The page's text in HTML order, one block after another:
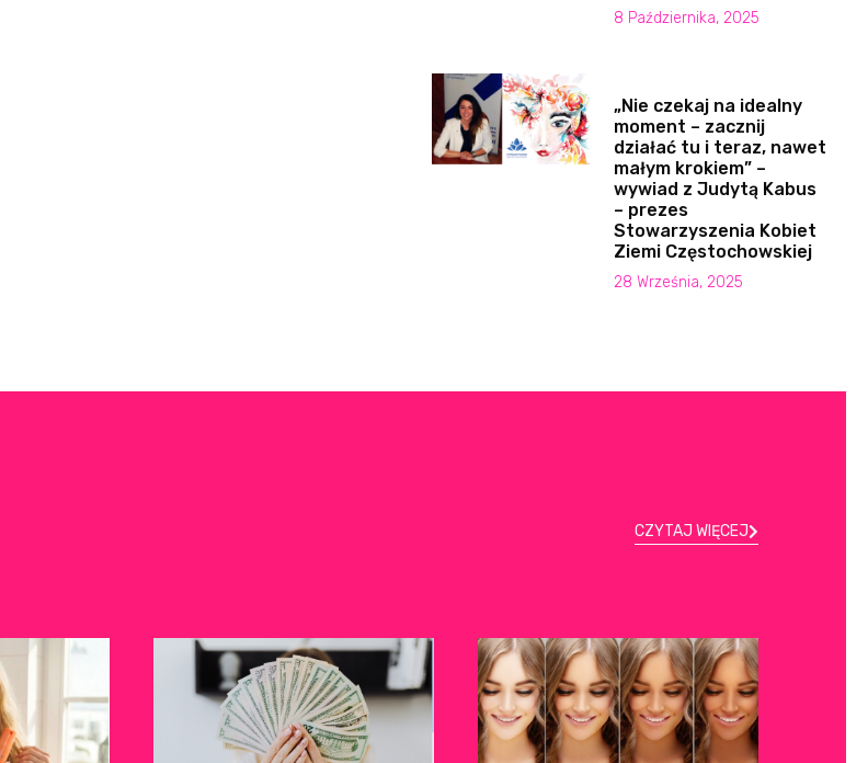
8 Października, 2025
„Nie czekaj na idealny
moment – zacznij
działać tu i teraz, nawet
małym krokiem” –
wywiad z Judytą Kabus
– prezes
Stowarzyszenia Kobiet
Ziemi Częstochowskiej
28 Września, 2025
CZYTAJ WIĘCEJ